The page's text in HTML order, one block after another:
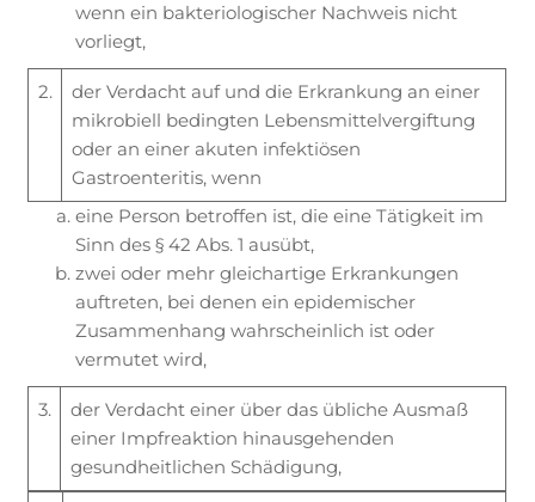
wenn ein bakteriologischer Nachweis nicht
vorliegt,
2.
der Verdacht auf und die Erkrankung an einer
mikrobiell bedingten Lebensmittelvergiftung
oder an einer akuten infektiösen
Gastroenteritis, wenn
eine Person betroffen ist, die eine Tätigkeit im
Sinn des § 42 Abs. 1 ausübt,
zwei oder mehr gleichartige Erkrankungen
auftreten, bei denen ein epidemischer
Zusammenhang wahrscheinlich ist oder
vermutet wird,
3.
der Verdacht einer über das übliche Ausmaß
einer Impfreaktion hinausgehenden
gesundheitlichen Schädigung,